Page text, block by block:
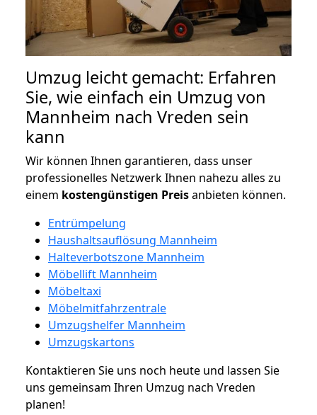
Umzug leicht gemacht: Erfahren
Sie, wie einfach ein Umzug von
Mannheim nach Vreden sein
kann
Wir können Ihnen garantieren, dass unser
professionelles Netzwerk Ihnen nahezu alles zu
einem kostengünstigen Preisanbieten können.
Entrümpelung
Haushaltsauflösung Mannheim
Halteverbotszone Mannheim
Möbellift Mannheim
Möbeltaxi
Möbelmitfahrzentrale
Umzugshelfer Mannheim
Umzugskartons
Kontaktieren Sie uns noch heute und lassen Sie
uns gemeinsam Ihren Umzug nach Vreden
planen!